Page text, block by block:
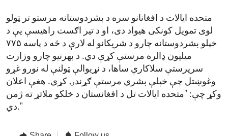
متحده ایالات د افغانانو سره د بشردوستانه مرستو تر ټولو
لوی تمویل کونکی هیواد دی، او د تیر اګست راهیسې یې د
خپلو بشردوستانه چارو د شریکانو له لارې د څه د پاسه ۷۷۵
میلیون ډالره مرستې کړې دي. د بهرنیو چارو وزارت
سرپرستې سلاکارې ساها، د نړیوالې ټولنې له نورو غړو
وغوښتل چې خپلې بشري مرستې ګړندۍ کړي. هغې اعلان
وکړ چې: "متحده ایالات تل د افغانستان د خلکو ملاتړ ته ژمن
دي."